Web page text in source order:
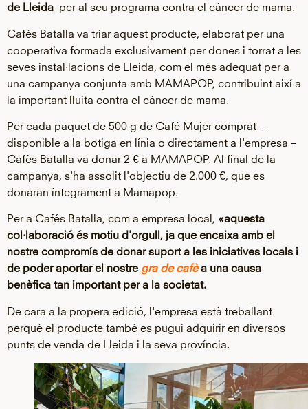
de Lleida per al seu programa contra el càncer de mama.
Cafès Batalla va triar aquest producte, elaborat per una
cooperativa formada exclusivament per dones i torrat a les
seves instal·lacions de Lleida, com el més adequat per a
una campanya conjunta amb MAMAPOP, contribuint així a
la important lluita contra el càncer de mama.
Per cada paquet de 500 g de Café Mujer comprat –
disponible a la botiga en línia o directament a l'empresa –
Cafès Batalla va donar 2 € a MAMAPOP. Al final de la
campanya, s'ha assolit l'objectiu de 2.000 €, que es
donaran íntegrament a Mamapop.
Per a Cafés Batalla, com a empresa local, «aquesta
col·laboració és motiu d'orgull, ja que encaixa amb el
nostre compromís de donar suport a les iniciatives locals i
de poder aportar el nostre gra de cafèa una causa
benèfica tan important per a la societat.
De cara a la propera edició, l'empresa està treballant
perquè el producte també es pugui adquirir en diversos
punts de venda de Lleida i la seva província.